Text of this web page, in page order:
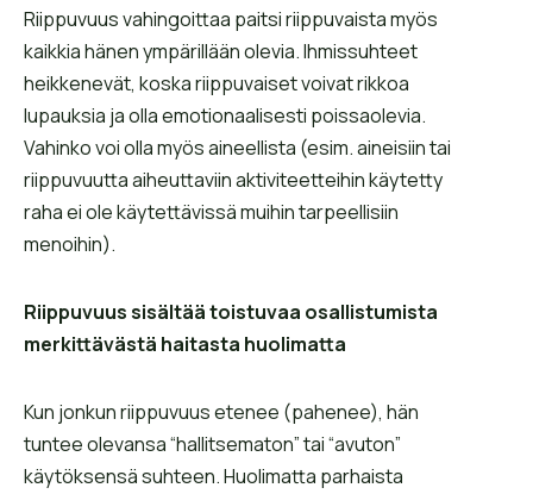
Riippuvuus vahingoittaa paitsi riippuvaista myös
kaikkia hänen ympärillään olevia. Ihmissuhteet
heikkenevät, koska riippuvaiset voivat rikkoa
lupauksia ja olla emotionaalisesti poissaolevia.
Vahinko voi olla myös aineellista (esim. aineisiin tai
riippuvuutta aiheuttaviin aktiviteetteihin käytetty
raha ei ole käytettävissä muihin tarpeellisiin
menoihin).
Riippuvuus sisältää toistuvaa osallistumista
merkittävästä haitasta huolimatta
Kun jonkun riippuvuus etenee (pahenee), hän
tuntee olevansa “hallitsematon” tai “avuton”
käytöksensä suhteen. Huolimatta parhaista